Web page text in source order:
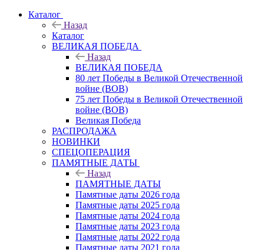
Каталог
Назад
Каталог
ВЕЛИКАЯ ПОБЕДА
Назад
ВЕЛИКАЯ ПОБЕДА
80 лет Победы в Великой Отечественной
войне (ВОВ)
75 лет Победы в Великой Отечественной
войне (ВОВ)
Великая Победа
РАСПРОДАЖА
НОВИНКИ
СПЕЦОПЕРАЦИЯ
ПАМЯТНЫЕ ДАТЫ
Назад
ПАМЯТНЫЕ ДАТЫ
Памятные даты 2026 года
Памятные даты 2025 года
Памятные даты 2024 года
Памятные даты 2023 года
Памятные даты 2022 года
Памятные даты 2021 года